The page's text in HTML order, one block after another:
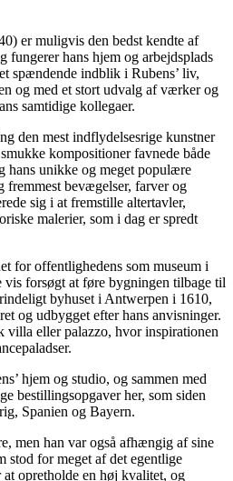
er muligvis den bedst kendte af
fungerer hans hjem og arbejdsplads
spændende indblik i Rubens’ liv,
og med et stort udvalg af værker og
samtidige kollegaer.
den mest indflydelsesrige kunstner
kompositioner favnede både
hans unikke og meget populære
bevægelser, farver og
sig i at fremstille altertavler,
malerier, som i dag er spredt
for offentlighedens som museum i
vis forsøgt at føre bygningen tilbage til
byhuset i Antwerpen i 1610,
og udbygget efter hans anvisninger.
villa eller palazzo, hvor inspirationen
hjem og studio, og sammen med
bestillingsopgaver her, som siden
Spanien og Bayern.
men han var også afhængig af sine
stod for meget af det egentlige
opretholde en høj kvalitet, og